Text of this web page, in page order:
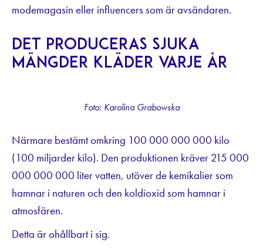
modemagasin eller influencers som är avsändaren.
Det produceras sjuka
mängder kläder varje år
Foto: Karolina Grabowska
Närmare bestämt omkring 100 000 000 000 kilo
(100 miljarder kilo). Den produktionen kräver 215 000
000 000 000 liter vatten, utöver de kemikalier som
hamnar i naturen och den koldioxid som hamnar i
atmosfären.
Detta är ohållbart i sig.